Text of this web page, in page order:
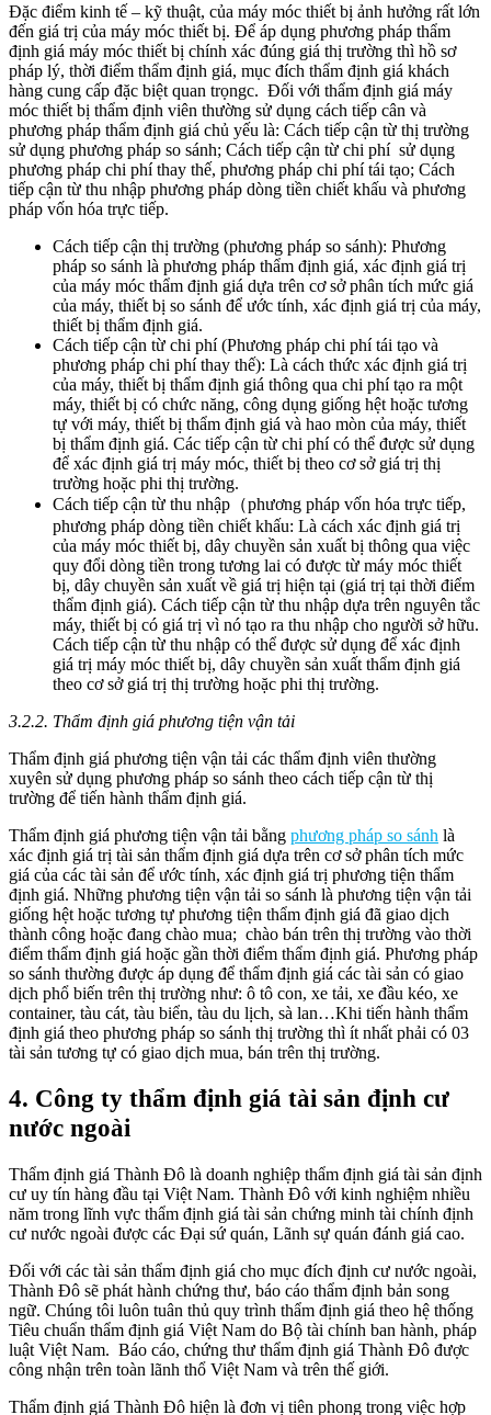
Đặc điểm kinh tế – kỹ thuật, của máy móc thiết bị ảnh hưởng rất lớn
đến giá trị của máy móc thiết bị. Để áp dụng phương pháp thẩm
định giá máy móc thiết bị chính xác đúng giá thị trường thì hồ sơ
pháp lý, thời điểm thẩm định giá, mục đích thẩm định giá khách
hàng cung cấp đặc biệt quan trọngc. Đối với thẩm định giá máy
móc thiết bị thẩm định viên thường sử dụng cách tiếp cân và
phương pháp thẩm định giá chủ yếu là: Cách tiếp cận từ thị trường
sử dụng phương pháp so sánh; Cách tiếp cận từ chi phí sử dụng
phương pháp chi phí thay thế, phương pháp chi phí tái tạo; Cách
tiếp cận từ thu nhập phương pháp dòng tiền chiết khấu và phương
pháp vốn hóa trực tiếp.
Cách tiếp cận thị trường (phương pháp so sánh): Phương
pháp so sánh là phương pháp thẩm định giá, xác định giá trị
của máy móc thẩm định giá dựa trên cơ sở phân tích mức giá
của máy, thiết bị so sánh để ước tính, xác định giá trị của máy,
thiết bị thẩm định giá.
Cách tiếp cận từ chi phí (Phương pháp chi phí tái tạo và
phương pháp chi phí thay thế): Là cách thức xác định giá trị
của máy, thiết bị thẩm định giá thông qua chi phí tạo ra một
máy, thiết bị có chức năng, công dụng giống hệt hoặc tương
tự với máy, thiết bị thẩm định giá và hao mòn của máy, thiết
bị thẩm định giá. Các tiếp cận từ chi phí có thể được sử dụng
để xác định giá trị máy móc, thiết bị theo cơ sở giá trị thị
trường hoặc phi thị trường.
Cách tiếp cận từ thu nhập（phương pháp vốn hóa trực tiếp,
phương pháp dòng tiền chiết khấu: Là cách xác định giá trị
của máy móc thiết bị, dây chuyền sản xuất bị thông qua việc
quy đổi dòng tiền trong tương lai có được từ máy móc thiết
bị, dây chuyền sản xuất về giá trị hiện tại (giá trị tại thời điểm
thẩm định giá). Cách tiếp cận từ thu nhập dựa trên nguyên tắc
máy, thiết bị có giá trị vì nó tạo ra thu nhập cho người sở hữu.
Cách tiếp cận từ thu nhập có thể được sử dụng để xác định
giá trị máy móc thiết bị, dây chuyền sản xuất thẩm định giá
theo cơ sở giá trị thị trường hoặc phi thị trường.
3.2.2. Thẩm định giá phương tiện vận tải
Thẩm định giá phương tiện vận tải các thẩm định viên thường
xuyên sử dụng phương pháp so sánh theo cách tiếp cận từ thị
trường để tiến hành thẩm định giá.
Thẩm định giá phương tiện vận tải bằng phương pháp so sánh là
xác định giá trị tài sản thẩm định giá dựa trên cơ sở phân tích mức
giá của các tài sản để ước tính, xác định giá trị phương tiện thẩm
định giá. Những phương tiện vận tải so sánh là phương tiện vận tải
giống hệt hoặc tương tự phương tiện thẩm định giá đã giao dịch
thành công hoặc đang chào mua; chào bán trên thị trường vào thời
điểm thẩm định giá hoặc gần thời điểm thẩm định giá. Phương pháp
so sánh thường được áp dụng để thẩm định giá các tài sản có giao
dịch phổ biến trên thị trường như: ô tô con, xe tải, xe đầu kéo, xe
container, tàu cát, tàu biển, tàu du lịch, sà lan…Khi tiến hành thẩm
định giá theo phương pháp so sánh thị trường thì ít nhất phải có 03
tài sản tương tự có giao dịch mua, bán trên thị trường.
4. Công ty thẩm định giá tài sản định cư
nước ngoài
Thẩm định giá Thành Đô là doanh nghiệp thẩm định giá tài sản định
cư uy tín hàng đầu tại Việt Nam. Thành Đô với kinh nghiệm nhiều
năm trong lĩnh vực thẩm định giá tài sản chứng minh tài chính định
cư nước ngoài được các Đại sứ quán, Lãnh sự quán đánh giá cao.
Đối với các tài sản thẩm định giá cho mục đích định cư nước ngoài,
Thành Đô sẽ phát hành chứng thư, báo cáo thẩm định bản song
ngữ. Chúng tôi luôn tuân thủ quy trình thẩm định giá theo hệ thống
Tiêu chuẩn thẩm định giá Việt Nam do Bộ tài chính ban hành, pháp
luật Việt Nam. Báo cáo, chứng thư thẩm định giá Thành Đô được
công nhận trên toàn lãnh thổ Việt Nam và trên thế giới.
Thẩm định giá Thành Đô hiện là đơn vị tiên phong trong việc hợp